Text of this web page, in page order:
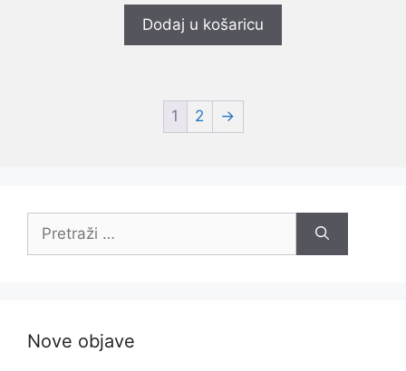
Dodaj u košaricu
1 2 →
Nove objave